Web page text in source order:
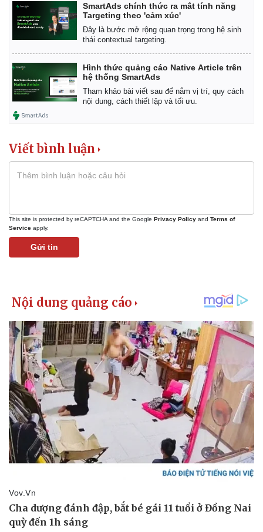
Bất động sản
Khởi nghiệp
Giá vàng
SmartAds chính thức ra mắt tính năng
Targeting theo 'cảm xúc'
Đây là bước mở rộng quan trọng trong hệ sinh
thái contextual targeting.
Hình thức quảng cáo Native Article trên
hệ thống SmartAds
Tham khảo bài viết sau để nắm vị trí, quy cách
nội dung, cách thiết lập và tối ưu.
Viết bình luận
This site is protected by reCAPTCHA and the Google Privacy Policy and Terms of
Service apply.
Gửi tin